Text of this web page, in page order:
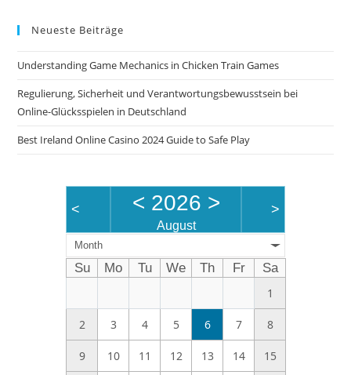
Neueste Beiträge
Understanding Game Mechanics in Chicken Train Games
Regulierung, Sicherheit und Verantwortungsbewusstsein bei
Online-Glücksspielen in Deutschland
Best Ireland Online Casino 2024 Guide to Safe Play
< < 2026 >
August
>
Month
Su Mo Tu We Th Fr
Sa
1
2 3 4 5 6 7 8
9 10 11 12 13 14 15